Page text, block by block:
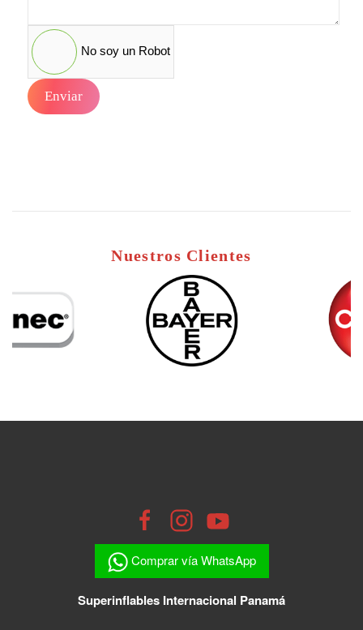
No soy un Robot
Enviar
Nuestros Clientes
Comprar vía WhatsApp
Superinflables Internacional Panamá